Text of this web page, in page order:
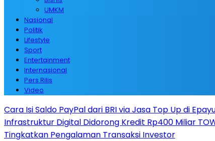
UMKM
Nasional
Politik
Lifestyle
Sport
Entertainment
Internasional
Pers Rilis
Video
Cara Isi Saldo PayPal dari BRI via Jasa Top Up di
Infrastruktur Digital Didorong Kredit Rp400 Miliar
Tingkatkan Pengalaman Transaksi Investor